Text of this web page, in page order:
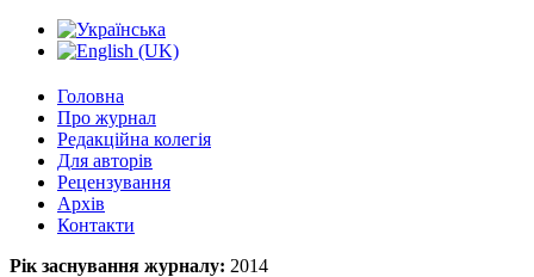
Головна
Про журнал
Редакційна колегія
Для авторів
Рецензування
Архів
Контакти
Рік заснування журналу: 2014